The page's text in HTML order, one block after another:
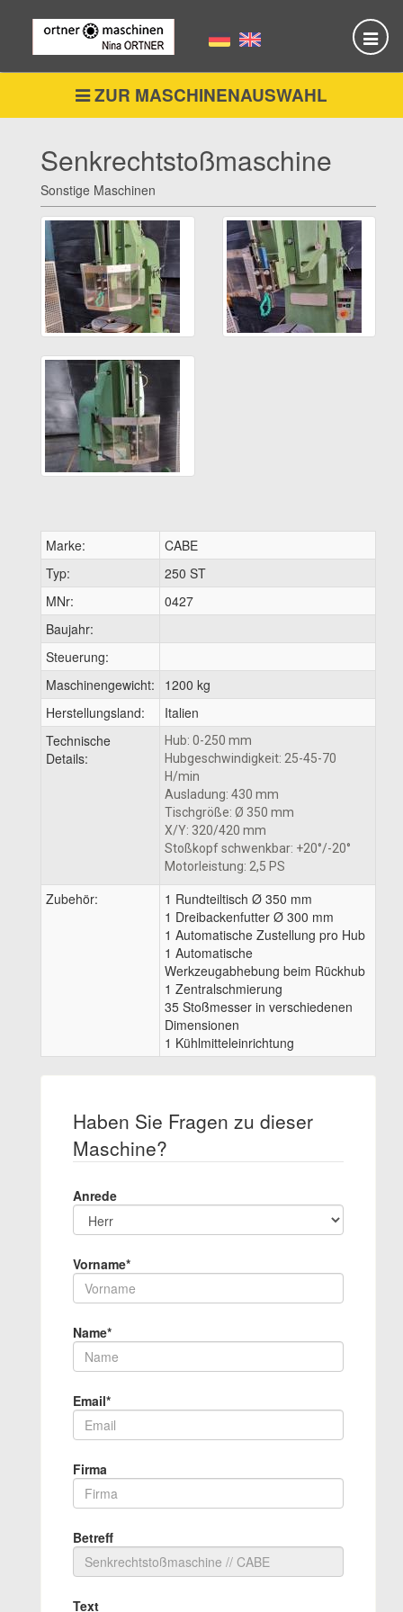
ZUR MASCHINENAUSWAHL
Senkrechtstoßmaschine
Sonstige Maschinen
Marke:
CABE
Typ:
250 ST
MNr:
0427
Baujahr:
Steuerung:
Maschinengewicht:
1200 kg
Herstellungsland:
Italien
Technische
Details:
Hub: 0-250 mm
Hubgeschwindigkeit: 25-45-70
H/min
Ausladung: 430 mm
Tischgröße: Ø 350 mm
X/Y: 320/420 mm
Stoßkopf schwenkbar: +20°/-20°
Motorleistung: 2,5 PS
Zubehör:
1 Rundteiltisch Ø 350 mm
1 Dreibackenfutter Ø 300 mm
1 Automatische Zustellung pro Hub
1 Automatische
Werkzeugabhebung beim Rückhub
1 Zentralschmierung
35 Stoßmesser in verschiedenen
Dimensionen
1 Kühlmitteleinrichtung
Haben Sie Fragen zu dieser
Maschine?
Anrede
Vorname*
Name*
Email*
Firma
Betreff
Text